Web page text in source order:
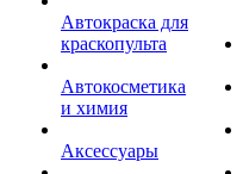
Автокраска для
краскопульта
Автокосметика
и химия
Аксессуары